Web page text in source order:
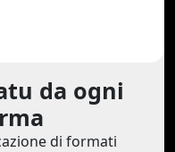
da ogni
di formati